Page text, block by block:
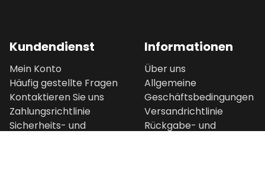
Kundendienst
Mein Konto
Häufig gestellte Fragen
Kontaktieren Sie uns
Zahlungsrichtlinie
Sicherheits- und
Informationen
Über uns
Allgemeine
Geschäftsbedingungen
Versandrichtlinie
Rückgabe- und